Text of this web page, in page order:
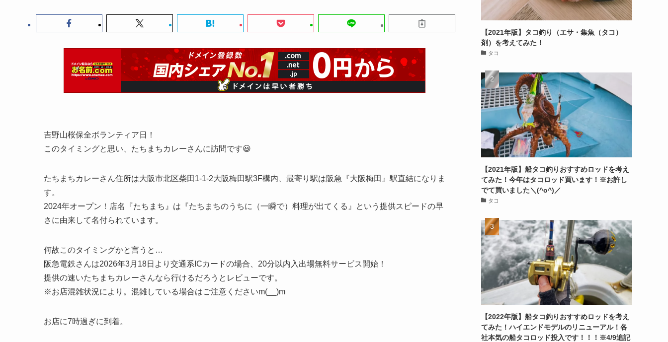
吉野山桜保全ボランティア日！
このタイミングと思い、たちまちカレーさんに訪問です😃
たちまちカレーさん住所は大阪市北区柴田1-1-2大阪梅田駅3F構内、最寄り駅は阪急『大阪梅田』駅直結になりま
す。
2024年オープン！店名『たちまち』は『たちまちのうちに（一瞬で）料理が出てくる』という提供スピードの早
さに由来して名付られています。
何故このタイミングかと言うと…
阪急電鉄さんは2026年3月18日より交通系ICカードの場合、20分以内入出場無料サービス開始！
提供の速いたちまちカレーさんなら行けるだろうとレビューです。
※お店混雑状況により。混雑している場合はご注意くださいm(__)m
お店に7時過ぎに到着。
【2021年版】タコ釣り（エサ・集魚（タコ）
剤）を考えてみた！
タコ
【2021年版】船タコ釣りおすすめロッドを考え
てみた！今年はタコロッド買います！※お許し
でて買いました＼(^o^)／
タコ
【2022年版】船タコ釣りおすすめロッドを考え
てみた！ハイエンドモデルのリニューアル！各
社本気の船タコロッド投入です！！！※4/9追記